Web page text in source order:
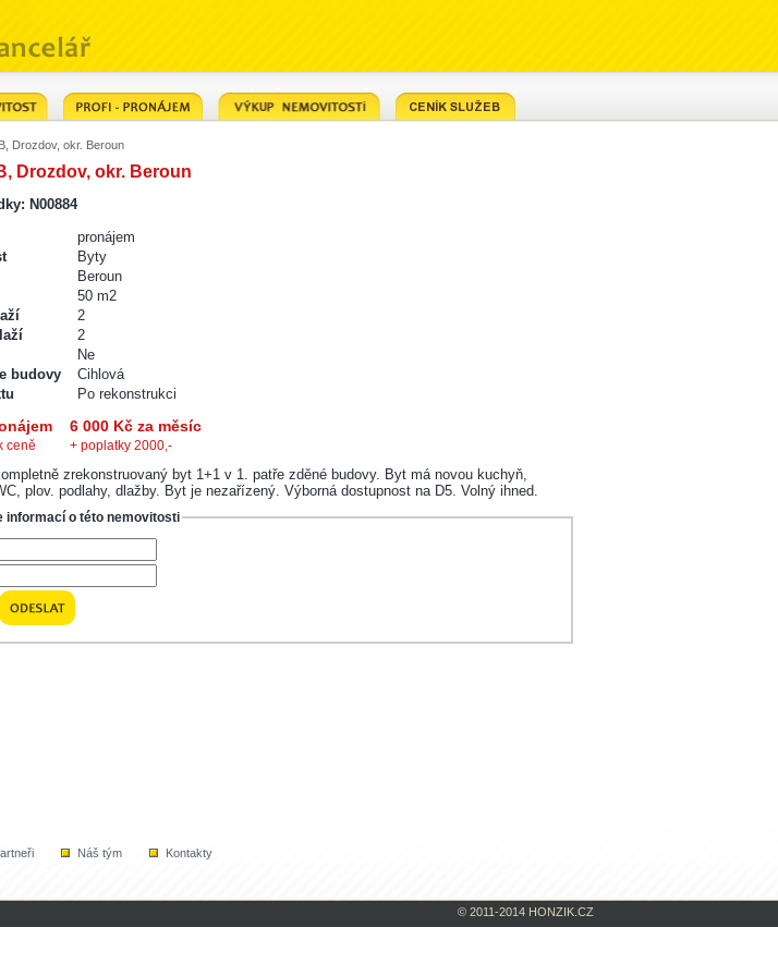
Drozdov, okr. Beroun
Drozdov, okr. Beroun
N00884
pronájem
Byty
Beroun
50 m2
2
2
Ne
budovy
Cihlová
Po rekonstrukci
6 000 Kč za měsíc
ceně + poplatky 2000,-
zrekonstruovaný byt 1+1 v 1. patře zděné budovy. Byt má novou kuchyň,
plov. podlahy, dlažby. Byt je nezařízený. Výborná dostupnost na D5. Volný ihned.
informací o této nemovitosti
Náš tým Kontakty
© 2011-2014 HONZIK.CZ